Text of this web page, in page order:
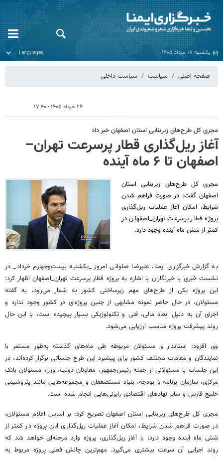
یکشنبه ۱۸ مرداد ۱۴۰۵
صفحه اصلی سیاست سیاست داخلی
۲۴ خرداد ۱۴۰۵ - ۱۷:۴۰
مجری کل طرح‌های زیربنایی استان اصفهان خبر داد
آغاز ریل‌گذاری قطار پرسرعت تهران–
اصفهان تا ۶ ماه آینده
مجری کل طرح‌های زیربنایی استان
اصفهان گفت: در صورت فراهم شدن
شرایط، امکان آغاز عملیات ریل‌گذاری
پروژه قطار پرسرعت تهران_اصفهان در
کمتر از شش ماه آینده وجود دارد.
به گزارش خبرگزاری ایمنا، علیرضا صلواتی امروز _یکشنبه بیست‌وچهارم خرداد_ در
نشست خبری با خبرنگاران با اشاره به پروژه قطار پرسرعت تهران_اصفهان اظهار کرد:
این پروژه یکی از طرح‌های مهم زیرساختی کشور به شمار می‌رود، به گفته
مسئولان، در حال حاضر نمونه مشابهی از چنین پروژه‌ای در کشور وجود ندارد و
اجرای آن به دلیل ابعاد مالی، فنی و تکنولوژیکی بسیار پیچیده است، با این حال
روند پیشرفت پروژه مناسب ارزیابی می‌شود.
وی افزود: استاندار و مسئولان مربوطه طی ماه‌های گذشته به‌طور مستمر با
نمایندگان و مقامات مختلف کشور برای پیشبرد این طرح جلساتی برگزار کرده‌اند، در
این جلسات با مسئولانی از جمله رئیس‌جمهور، معاونان دولت، وزرا، مسئولان بانک
مرکزی، سازمان برنامه و بودجه، بنیاد مستضعفان و مجموعه‌هایی مانند پتروشیمی
خلیج فارس و سایر نهادهای اقتصادی رایزنی‌هایی انجام شده است.
مجری کل طرح‌های زیربنایی استان اصفهان تصریح کرد: بر اساس اعلام مسئولان،
در صورت فراهم شدن شرایط، امکان آغاز عملیات ریل‌گذاری این پروژه در کمتر از
شش ماه آینده وجود دارد، با آغاز ریل‌گذاری، پروژه وارد مرحله‌ای خواهد شد که
روند اجرایی آن سرعت بیشتری می‌گیرد. مهم‌ترین چالش فعلی پروژه مربوط به